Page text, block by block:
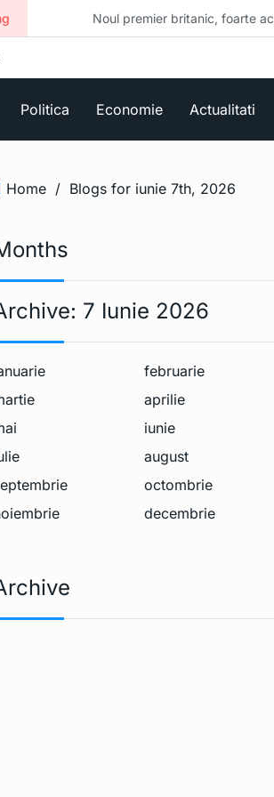
Noul premier britanic, foarte activ pe
Politica Economie Actualitati
Home / Blogs for iunie 7th, 2026
7 Iunie 2026
februarie
aprilie
iunie
august
octombrie
decembrie
Apple